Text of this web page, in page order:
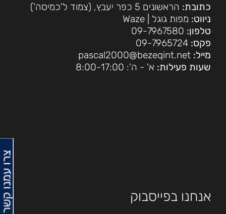
כתובת: הראשונים 5 כפר יעבץ, (צמוד ל'כמיסה')
ניווט: מפות גוגל
Waze
טלפון: 09-7967580
פקס:
מייל: pascal2000@bezeqint.net
שעות פעילות: א' - ה': 8:00-17:00
אנחנו בפייסבוק צרו